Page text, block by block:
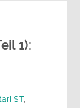
1):
ST,